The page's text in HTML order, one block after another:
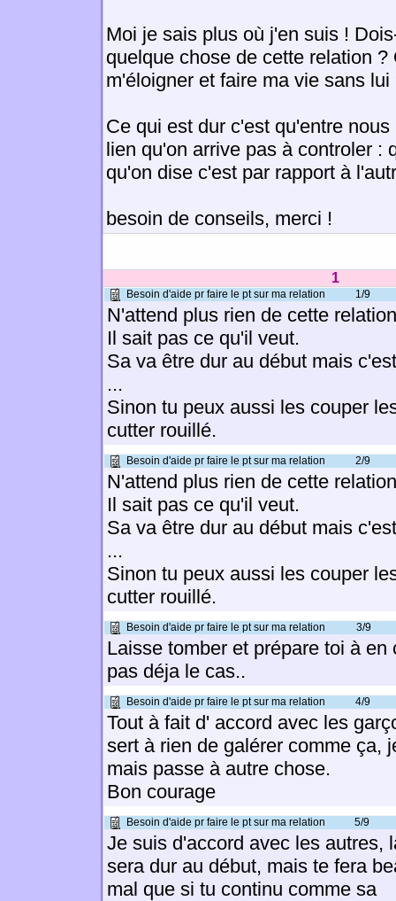
Moi je sais plus où j'en suis !
quelque chose de cette relation ?
m'éloigner et faire ma vie sans lui
Ce qui est dur c'est qu'entre
lien qu'on arrive pas à controler :
qu'on dise c'est par rapport à
besoin de conseils, merci !
1
Besoin d'aide pr faire le pt sur ma relation 1/9
N'attend plus rien de cette
Il sait pas ce qu'il veut.
Sa va être dur au début mais
...
Sinon tu peux aussi les couper
cutter rouillé.
Besoin d'aide pr faire le pt sur ma relation 2/9
N'attend plus rien de cette
Il sait pas ce qu'il veut.
Sa va être dur au début mais
...
Sinon tu peux aussi les couper
cutter rouillé.
Besoin d'aide pr faire le pt sur ma relation 3/9
Laisse tomber et prépare toi à en
pas déja le cas..
Besoin d'aide pr faire le pt sur ma relation 4/9
Tout à fait d' accord avec les
sert à rien de galérer comme ça,
mais passe à autre chose.
Bon courage
Besoin d'aide pr faire le pt sur ma relation 5/9
Je suis d'accord avec les autres,
sera dur au début, mais te fera
mal que si tu continu comme sa